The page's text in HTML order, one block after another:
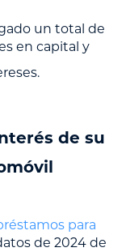
un total de
en capital y
de su
para
de 2024 de